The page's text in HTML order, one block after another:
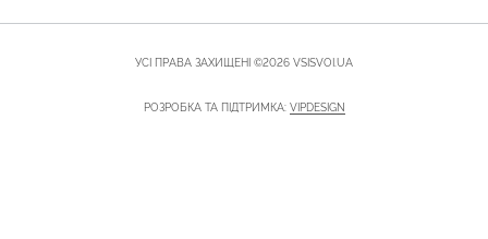
УСІ ПРАВА ЗАХИЩЕНІ ©2026 VSISVOI.UA
РОЗРОБКА ТА ПІДТРИМКА: VIPDESIGN